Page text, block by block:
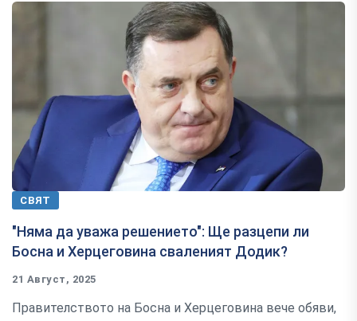
СВЯТ
"Няма да уважа решението": Ще разцепи ли
Босна и Херцеговина сваленият Додик?
21 Август, 2025
Правителството на Босна и Херцеговина вече обяви,